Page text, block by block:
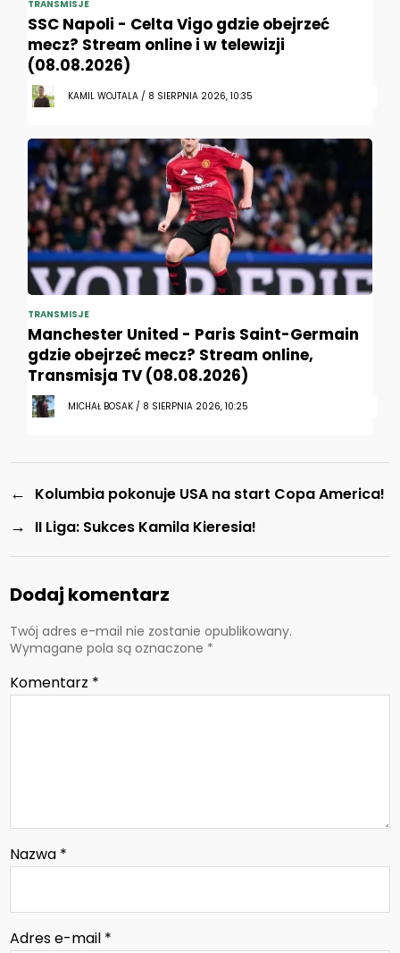
TRANSMISJE
SSC Napoli - Celta Vigo gdzie obejrzeć
mecz? Stream online i w telewizji
(08.08.2026)
KAMIL WOJTALA / 8 SIERPNIA 2026, 10:35
TRANSMISJE
Manchester United - Paris Saint-Germain
gdzie obejrzeć mecz? Stream online,
Transmisja TV (08.08.2026)
MICHAŁ BOSAK / 8 SIERPNIA 2026, 10:25
← Kolumbia pokonuje USA na start Copa America!
→ II Liga: Sukces Kamila Kieresia!
Dodaj komentarz
Twój adres e-mail nie zostanie opublikowany.
Wymagane pola są oznaczone *
Komentarz *
Nazwa *
Adres e-mail *